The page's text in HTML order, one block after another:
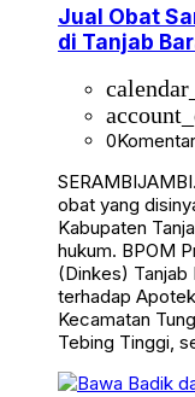
Jual Obat
di Tanjab
0Komentar
obat yang
Kabupaten
hukum. BPOM
(Dinkes) Tanjab
terhadap
Kecamatan
Tebing Tinggi,